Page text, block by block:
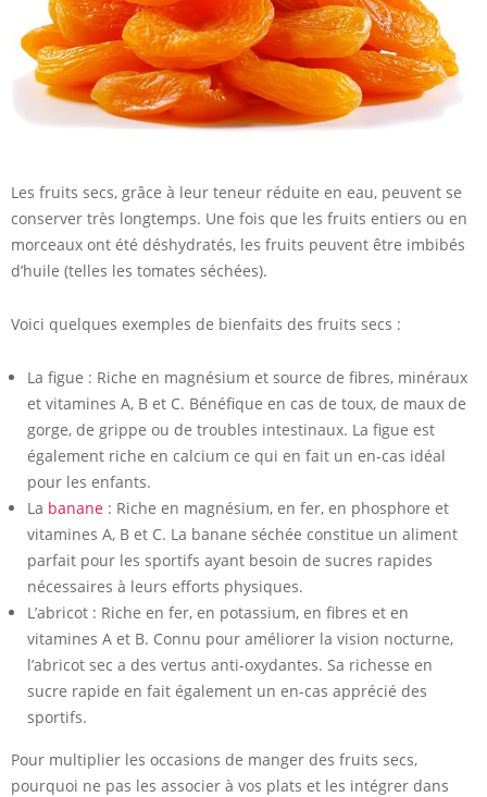
Les fruits secs, grâce à leur teneur réduite en eau, peuvent se
conserver très longtemps. Une fois que les fruits entiers ou en
morceaux ont été déshydratés, les fruits peuvent être imbibés
d’huile (telles les tomates séchées).
Voici quelques exemples de bienfaits des fruits secs :
La figue : Riche en magnésium et source de fibres, minéraux
et vitamines A, B et C. Bénéfique en cas de toux, de maux de
gorge, de grippe ou de troubles intestinaux. La figue est
également riche en calcium ce qui en fait un en-cas idéal
pour les enfants.
La banane : Riche en magnésium, en fer, en phosphore et
vitamines A, B et C. La banane séchée constitue un aliment
parfait pour les sportifs ayant besoin de sucres rapides
nécessaires à leurs efforts physiques.
L’abricot : Riche en fer, en potassium, en fibres et en
vitamines A et B. Connu pour améliorer la vision nocturne,
l’abricot sec a des vertus anti-oxydantes. Sa richesse en
sucre rapide en fait également un en-cas apprécié des
sportifs.
Pour multiplier les occasions de manger des fruits secs,
pourquoi ne pas les associer à vos plats et les intégrer dans